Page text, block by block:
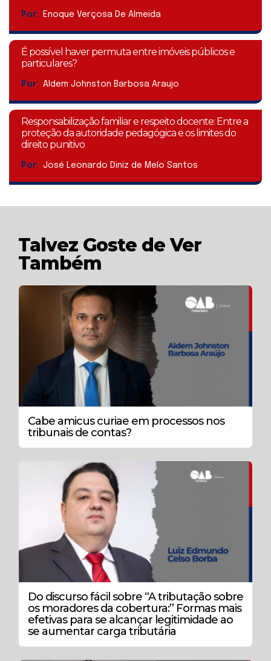
Por: Enoque Verçosa De Almeida
É possível haver permuta entre imóveis públicos e
particulares?
Por: Aldem Johnston Barbosa Araujo
Responsabilização familiar e respeito docente: Entre a
proteção da autoridade pedagógica e os limites do
direito punitivo
Por: José Leonardo Diniz de Melo Santos
Talvez Goste de Ver
Também
Cabe amicus curiae em processos nos
tribunais de contas?
Do discurso fácil sobre “A tributação sobre
os moradores da cobertura:” Formas mais
efetivas para se alcançar legitimidade ao
se aumentar carga tributária